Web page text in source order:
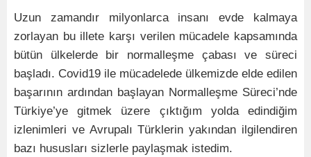
Uzun zamandır milyonlarca insanı evde kalmaya
zorlayan bu illete karşı verilen mücadele kapsamında
bütün ülkelerde bir normalleşme çabası ve süreci
başladı. Covid19 ile mücadelede ülkemizde elde edilen
başarının ardından başlayan Normalleşme Süreci’nde
Türkiye’ye gitmek üzere çıktığım yolda edindiğim
izlenimleri ve Avrupalı Türklerin yakından ilgilendiren
bazı hususları sizlerle paylaşmak istedim.